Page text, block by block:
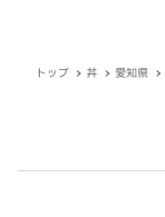
トップ 丼 愛知県